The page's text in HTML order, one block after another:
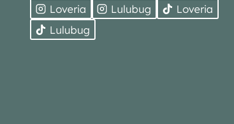
Loveria Lulubug
Loveria
Lulubug